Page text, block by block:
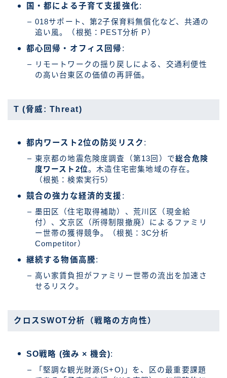
国・都による子育て支援強化:
018サポート、第2子保育料無償化など、共通の
追い風。（根拠：PEST分析 P）
都心回帰・オフィス回帰 :
リモートワークの揺り戻しによる、交通利便性
の高い台東区の価値の再評価。
T (脅威: Threat)
都内ワースト2位の防災リスク :
東京都の地震危険度調査（第13回）で総合危険
度ワースト2位。木造住宅密集地域の存在。
（根拠：検索実行5）
競合の強力な経済的支援 :
墨田区（住宅取得補助）、荒川区（現金給
付）、文京区（所得制限撤廃）によるファミリ
ー世帯の獲得競争。（根拠：3C分析
Competitor）
継続する物価高騰:
高い家賃負担がファミリー世帯の流出を加速さ
せるリスク。
クロスSWOT分析（戦略の方向性）
SO戦略 (強み × 機会):
「堅調な観光財源(S+O)」を、区の最重要課題